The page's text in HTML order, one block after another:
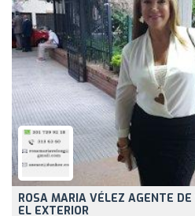
ROSA MARIA VÉLEZ AGENTE
EL EXTERIOR